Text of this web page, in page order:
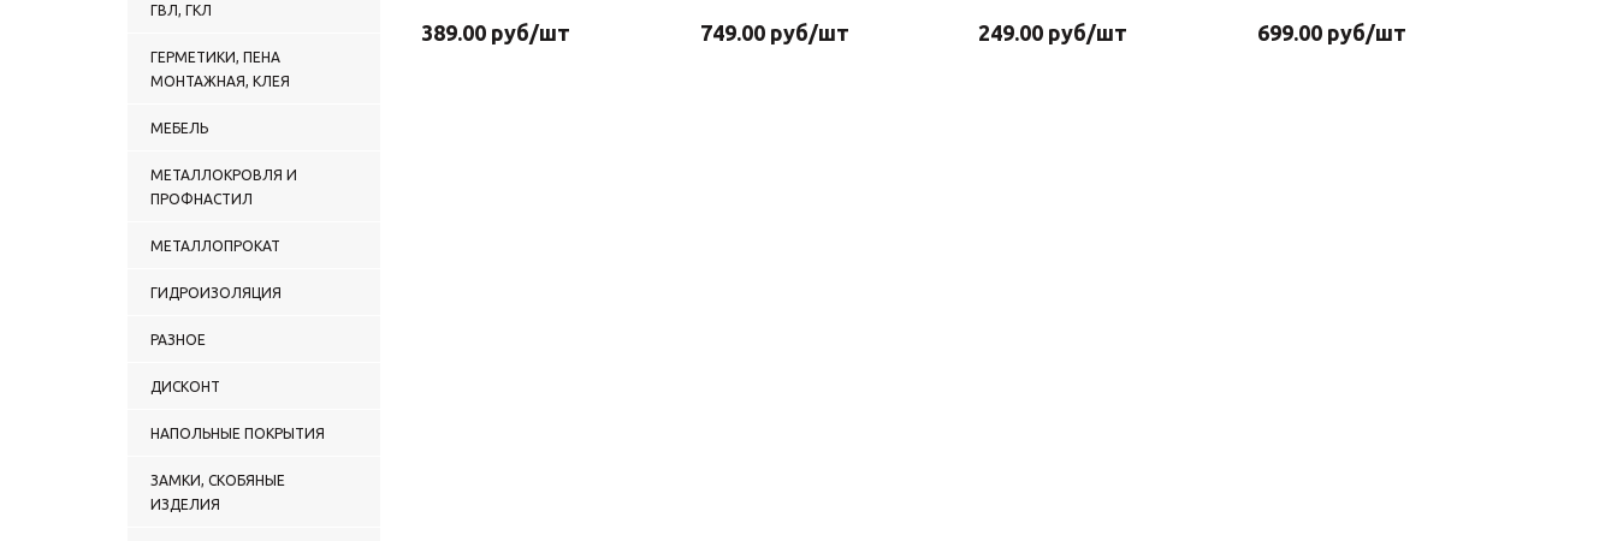
ГВЛ, ГКЛ
ГЕРМЕТИКИ, ПЕНА
МОНТАЖНАЯ, КЛЕЯ
МЕБЕЛЬ
МЕТАЛЛОКРОВЛЯ И
ПРОФНАСТИЛ
МЕТАЛЛОПРОКАТ
ГИДРОИЗОЛЯЦИЯ
РАЗНОЕ
ДИСКОНТ
НАПОЛЬНЫЕ ПОКРЫТИЯ
ЗАМКИ, СКОБЯНЫЕ
ИЗДЕЛИЯ
389.00 руб/шт 749.00руб/шт 249.00 руб/шт 699.00руб/шт